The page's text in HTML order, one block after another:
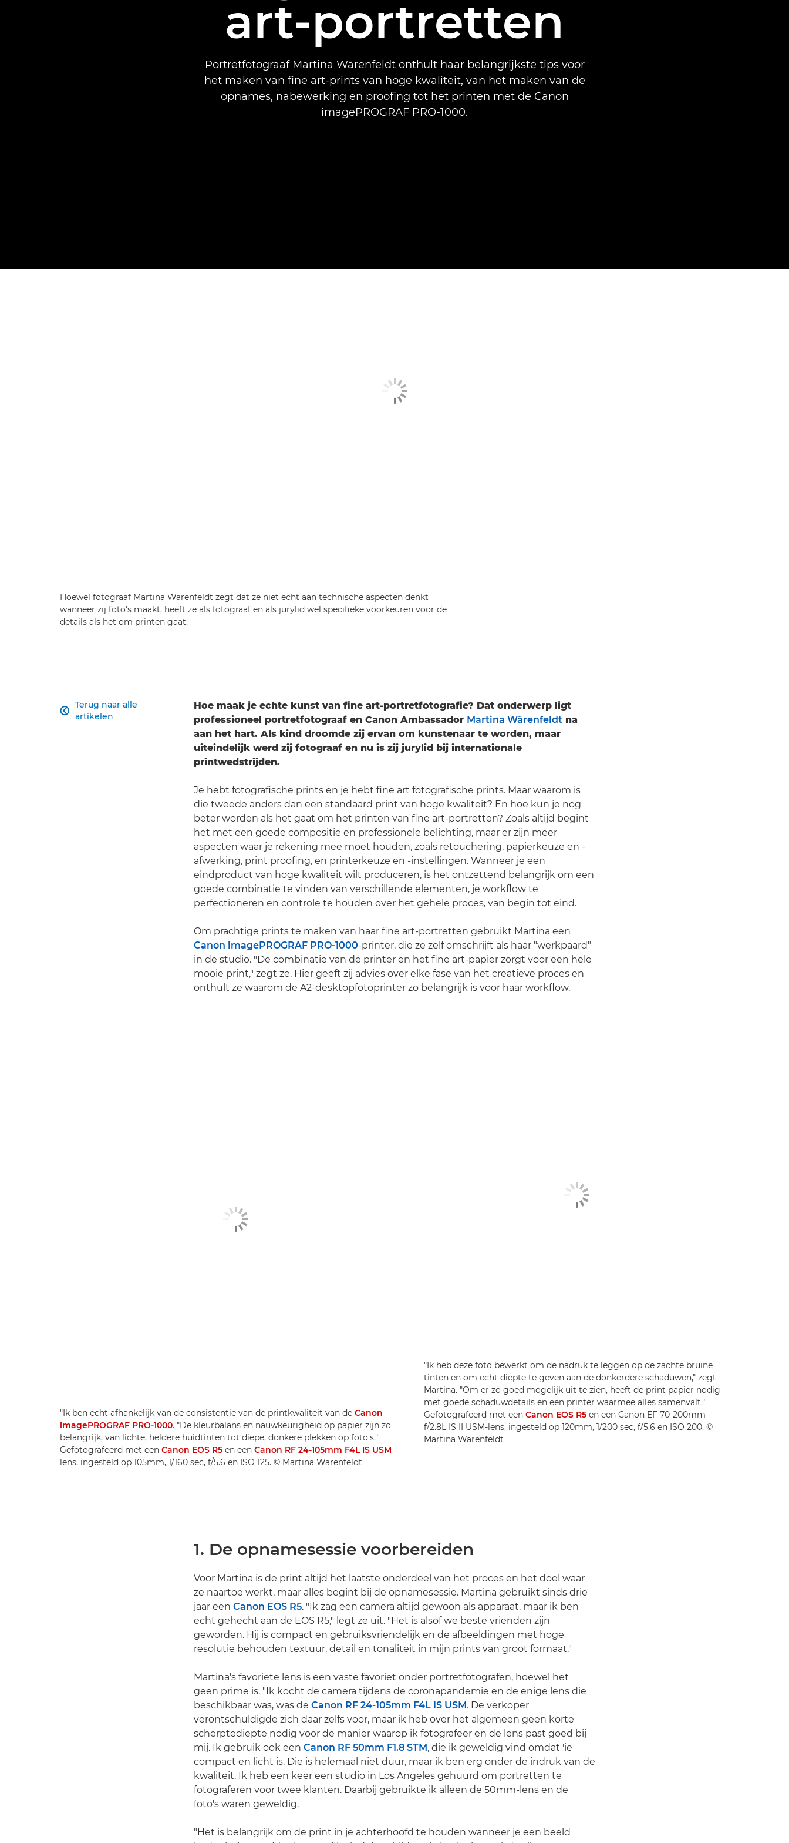
art-portretten
Portretfotograaf Martina Wärenfeldt onthult haar belangrijkste tips voor
het maken van fine art-prints van hoge kwaliteit, van het maken van de
opnames, nabewerking en proofing tot het printen met de Canon
imagePROGRAF PRO-1000.
Hoewel fotograaf Martina Wärenfeldt zegt dat ze niet echt aan technische aspecten denkt
wanneer zij foto's maakt, heeft ze als fotograaf en als jurylid wel specifieke voorkeuren voor de
details als het om printen gaat.
Terug naar alle
artikelen

Hoe maak je echte kunst van fine art-portretfotografie? Dat onderwerp ligt
professioneel portretfotograaf en Canon Ambassador Martina Wärenfeldt na
aan het hart. Als kind droomde zij ervan om kunstenaar te worden, maar
uiteindelijk werd zij fotograaf en nu is zij jurylid bij internationale
printwedstrijden.
Je hebt fotografische prints en je hebt fine art fotografische prints. Maar waarom is
die tweede anders dan een standaard print van hoge kwaliteit? En hoe kun je nog
beter worden als het gaat om het printen van fine art-portretten? Zoals altijd begint
het met een goede compositie en professionele belichting, maar er zijn meer
aspecten waar je rekening mee moet houden, zoals retouchering, papierkeuze en -
afwerking, print proofing, en printerkeuze en -instellingen. Wanneer je een
eindproduct van hoge kwaliteit wilt produceren, is het ontzettend belangrijk om een
goede combinatie te vinden van verschillende elementen, je workflow te
perfectioneren en controle te houden over het gehele proces, van begin tot eind.
Om prachtige prints te maken van haar fine art-portretten gebruikt Martina een
Canon imagePROGRAF PRO-1000-printer, die ze zelf omschrijft als haar "werkpaard"
in de studio. "De combinatie van de printer en het fine art-papier zorgt voor een hele
mooie print," zegt ze. Hier geeft zij advies over elke fase van het creatieve proces en
onthult ze waarom de A2-desktopfotoprinter zo belangrijk is voor haar workflow.
"Ik ben echt afhankelijk van de consistentie van de printkwaliteit van de Canon
imagePROGRAF PRO-1000. "De kleurbalans en nauwkeurigheid op papier zijn zo
belangrijk, van lichte, heldere huidtinten tot diepe, donkere plekken op foto's."
Gefotografeerd met een Canon EOS R5 en een Canon RF 24-105mm F4L IS USM-
lens, ingesteld op 105mm, 1/160 sec, f/5.6 en ISO 125. © Martina Wärenfeldt
"Ik heb deze foto bewerkt om de nadruk te leggen op de zachte bruine
tinten en om echt diepte te geven aan de donkerdere schaduwen," zegt
Martina. "Om er zo goed mogelijk uit te zien, heeft de print papier nodig
met goede schaduwdetails en een printer waarmee alles samenvalt."
Gefotografeerd met eenCanon EOS R5 en een Canon EF 70-200mm
f/2.8L IS II USM-lens, ingesteld op 120mm, 1/200 sec, f/5.6 en ISO 200. ©
Martina Wärenfeldt
1. De opnamesessie voorbereiden
Voor Martina is de print altijd het laatste onderdeel van het proces en het doel waar
ze naartoe werkt, maar alles begint bij de opnamesessie. Martina gebruikt sinds drie
jaar een Canon EOS R5. "Ik zag een camera altijd gewoon als apparaat, maar ik ben
echt gehecht aan de EOS R5," legt ze uit. "Het is alsof we beste vrienden zijn
geworden. Hij is compact en gebruiksvriendelijk en de afbeeldingen met hoge
resolutie behouden textuur, detail en tonaliteit in mijn prints van groot formaat."
Martina's favoriete lens is een vaste favoriet onder portretfotografen, hoewel het
geen prime is. "Ik kocht de camera tijdens de coronapandemie en de enige lens die
beschikbaar was, was de Canon RF 24-105mm F4L IS USM. De verkoper
verontschuldigde zich daar zelfs voor, maar ik heb over het algemeen geen korte
scherptediepte nodig voor de manier waarop ik fotografeer en de lens past goed bij
mij. Ik gebruik ook een Canon RF 50mm F1.8 STM, die ik geweldig vind omdat 'ie
compact en licht is. Die is helemaal niet duur, maar ik ben erg onder de indruk van de
kwaliteit. Ik heb een keer een studio in Los Angeles gehuurd om portretten te
fotograferen voor twee klanten. Daarbij gebruikte ik alleen de 50mm-lens en de
foto's waren geweldig.
"Het is belangrijk om de print in je achterhoofd te houden wanneer je een beeld